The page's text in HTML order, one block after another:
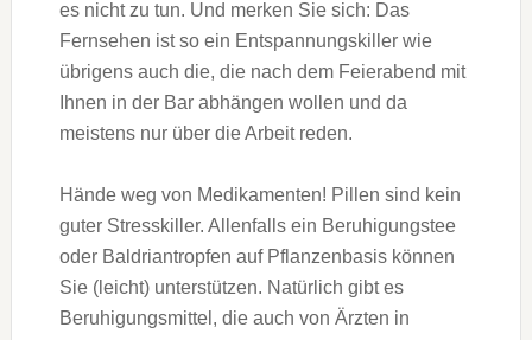
es nicht zu tun. Und merken Sie sich: Das
Fernsehen ist so ein Entspannungskiller wie
übrigens auch die, die nach dem Feierabend mit
Ihnen in der Bar abhängen wollen und da
meistens nur über die Arbeit reden.
Hände weg von Medikamenten! Pillen sind kein
guter Stresskiller. Allenfalls ein Beruhigungstee
oder Baldriantropfen auf Pflanzenbasis können
Sie (leicht) unterstützen. Natürlich gibt es
Beruhigungsmittel, die auch von Ärzten in